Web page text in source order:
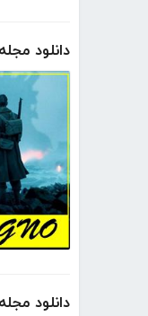
دانلود
دانلود